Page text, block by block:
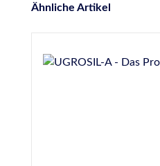
Produktgalerie
Ähnliche Artikel